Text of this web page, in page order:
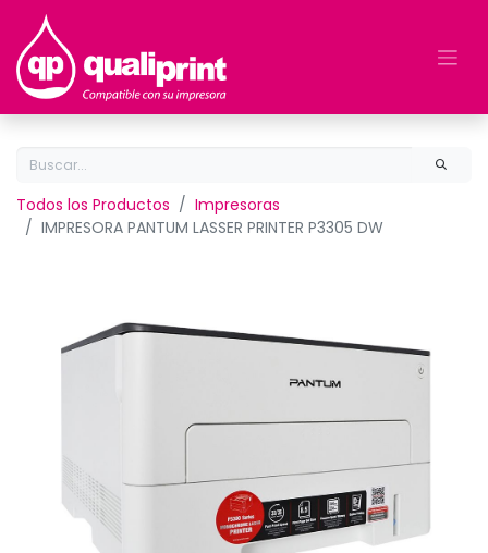
Todos los Productos
Impresoras
IMPRESORA PANTUM LASSER PRINTER P3305 DW